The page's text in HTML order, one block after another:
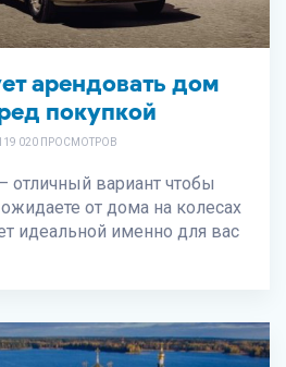
арендовать дом
покупкой
020 ПРОСМОТРОВ
отличный вариант чтобы
от дома на колесах
идеальной именно для вас